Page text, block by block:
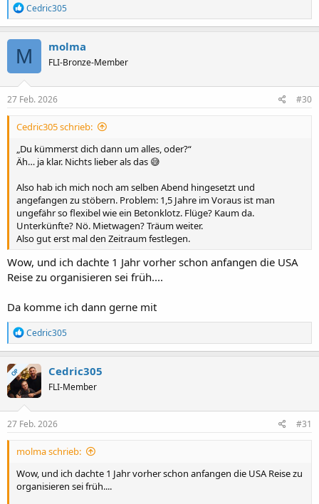
R
e
a
k
t
i
o
n
e
Cedric305
M molma
FLI-Bronze-Member
27 Feb. 2026 #30
Cedric305 schrieb:
„Du kümmerst dich dann um alles, oder?“
Äh… ja klar. Nichts lieber als das 😅
Also hab ich mich noch am selben Abend hingesetzt und
angefangen zu stöbern. Problem: 1,5 Jahre im Voraus ist man
ungefähr so flexibel wie ein Betonklotz. Flüge? Kaum da.
Unterkünfte? Nö. Mietwagen? Träum weiter.
Also gut erst mal den Zeitraum festlegen.
Wow, und ich dachte 1 Jahr vorher schon anfangen die USA
Reise zu organisieren sei früh....
Da komme ich dann gerne mit
R
e
a
k
t
i
o
n
e
Cedric305
OP Cedric305
FLI-Member
27 Feb. 2026 #31
molma schrieb:
Wow, und ich dachte 1 Jahr vorher schon anfangen die USA Reise zu
organisieren sei früh....